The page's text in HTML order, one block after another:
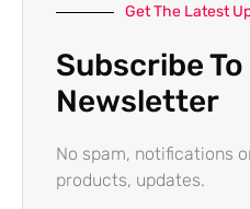
Get The Latest
Subscribe To
Newsletter
No spam, notifications
products, updates.